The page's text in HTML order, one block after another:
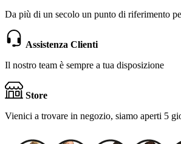
Da più di un secolo un punto di riferimento
Assistenza Clienti
Il nostro team è sempre a tua disposizione
Store
Vienici a trovare in negozio, siamo aperti 5